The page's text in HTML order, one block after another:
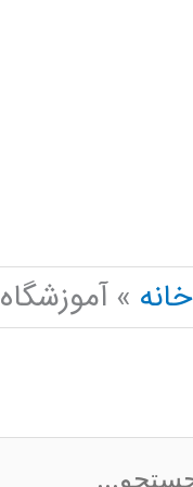
خانه
آموزشگاه EPLAN